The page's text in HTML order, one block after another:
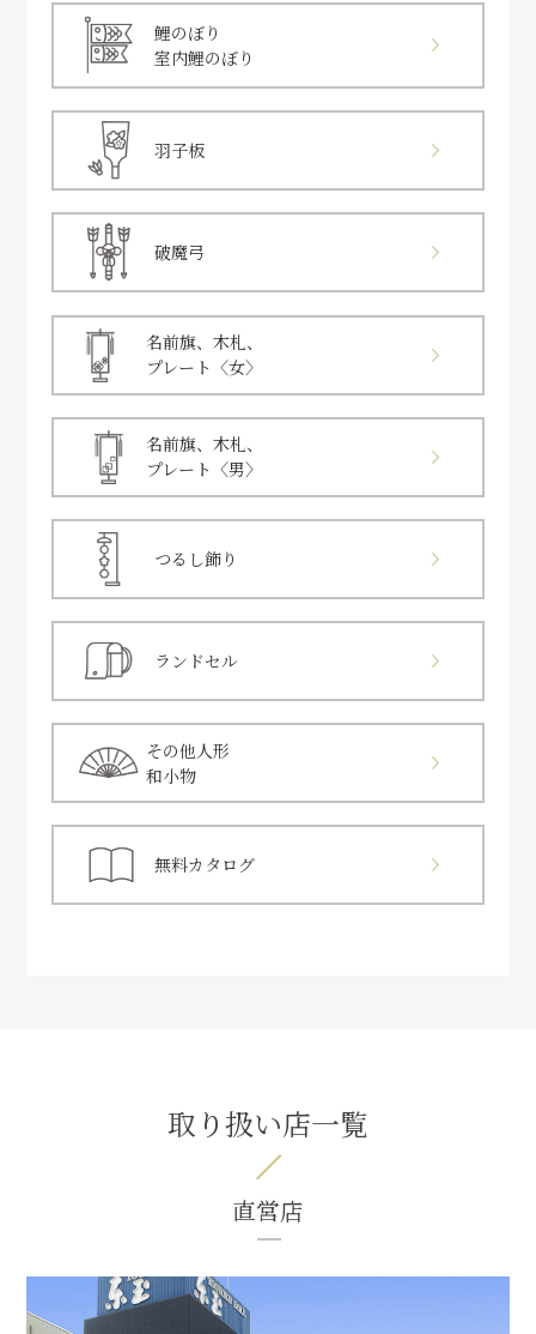
鯉のぼり
室内鯉のぼり
羽子板
破魔弓
名前旗、木札、
プレート〈女〉
名前旗、木札、
プレート〈男〉
つるし飾り
ランドセル
その他人形
和小物
無料カタログ
取り扱い店一覧
直営店